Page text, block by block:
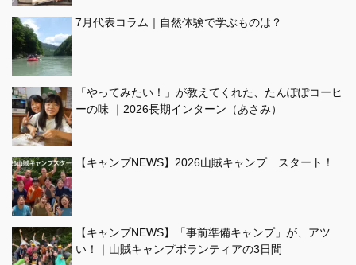
7月代表コラム｜自然体験で学ぶものは？
「やってみたい！」が教えてくれた、たんぽぽコーヒ
ーの味 ｜2026長期インターン（あさみ）
【キャンプNEWS】2026山賊キャンプ スタート！
【キャンプNEWS】「事前準備キャンプ」が、アツ
い！｜山賊キャンプボランティアの3日間